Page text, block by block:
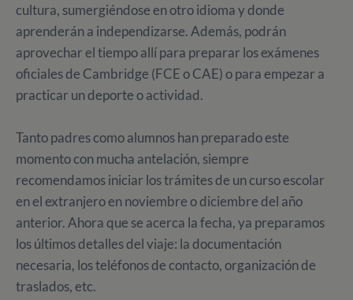
cultura, sumergiéndose en otro idioma y donde
aprenderán a independizarse. Además, podrán
aprovechar el tiempo allí para preparar los exámenes
oficiales de Cambridge (FCE o CAE) o para empezar a
practicar un deporte o actividad.
Tanto padres como alumnos han preparado este
momento con mucha antelación, siempre
recomendamos iniciar los trámites de un curso escolar
en el extranjero en noviembre o diciembre del año
anterior. Ahora que se acerca la fecha, ya preparamos
los últimos detalles del viaje: la documentación
necesaria, los teléfonos de contacto, organización de
traslados, etc.